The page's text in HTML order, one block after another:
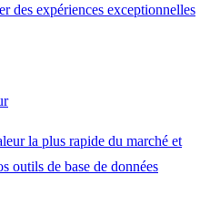
des expériences exceptionnelles
la plus rapide du marché et
outils de base de données